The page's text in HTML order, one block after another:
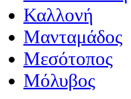
Καλλονή
Μανταμάδος
Μεσότοπος
Μόλυβος